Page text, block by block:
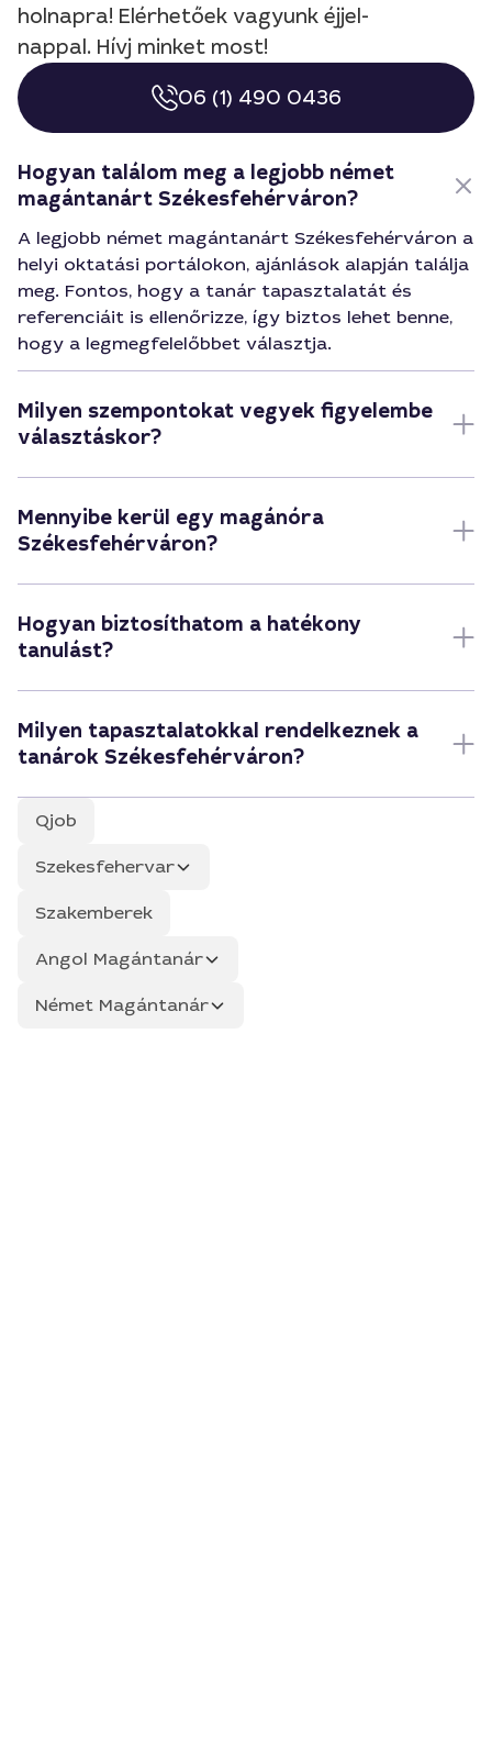
holnapra! Elérhetőek vagyunk éjjel-
nappal. Hívj minket most!
06 (1) 490 0436
Hogyan találom meg a legjobb német
magántanárt Székesfehérváron?
A legjobb német magántanárt Székesfehérváron a
helyi oktatási portálokon, ajánlások alapján találja
meg. Fontos, hogy a tanár tapasztalatát és
referenciáit is ellenőrizze, így biztos lehet benne,
hogy a legmegfelelőbbet választja.
Milyen szempontokat vegyek figyelembe
választáskor?
Mennyibe kerül egy magánóra
Székesfehérváron?
Hogyan biztosíthatom a hatékony
tanulást?
Milyen tapasztalatokkal rendelkeznek a
tanárok Székesfehérváron?
Qjob
Szekesfehervar
Szakemberek
Angol Magántanár
Német Magántanár